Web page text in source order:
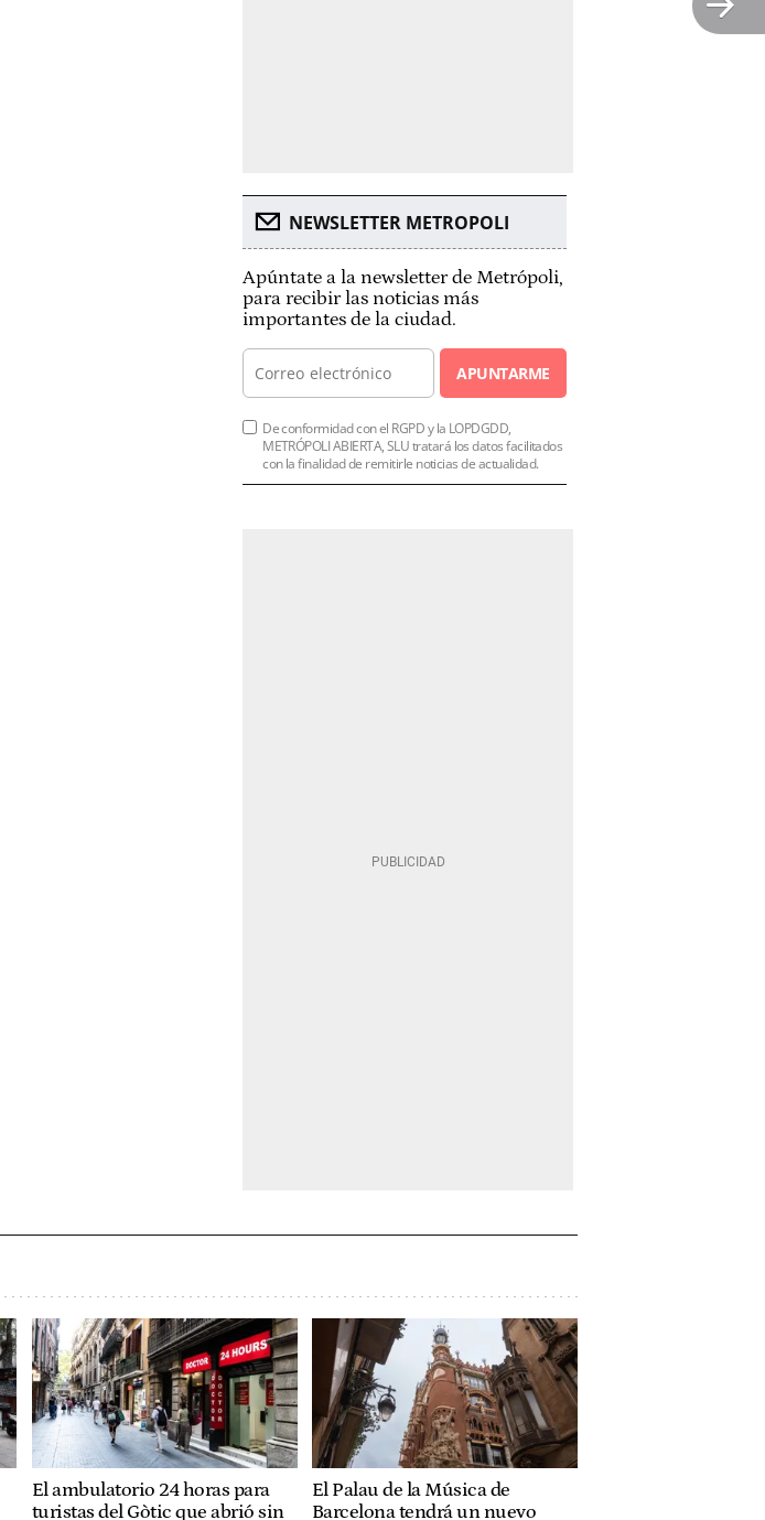
NEWSLETTER METROPOLI
Apúntate a la newsletter de Metrópoli,
para recibir las noticias más
importantes de la ciudad.
APUNTARME
De conformidad con el RGPD y la LOPDGDD,
METRÓPOLI ABIERTA, SLU tratará los datos facilitados
con la finalidad de remitirle noticias de actualidad.
El ambulatorio 24 horas para
turistas del Gòtic que abrió sin
El Palau de la Música de
Barcelona tendrá un nuevo